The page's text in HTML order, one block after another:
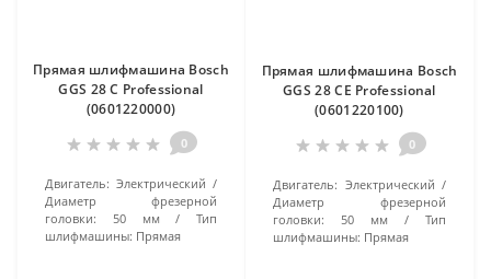
Прямая шлифмашина Bosch
GGS 28 C Professional
(0601220000)
0
Двигатель: Электрический
Диаметр фрезерной
головки:
50 мм
Тип
шлифмашины: Прямая
Прямая шлифмашина Bosch
GGS 28 CE Professional
(0601220100)
0
Двигатель: Электрический
Диаметр фрезерной
головки:
50 мм
Тип
шлифмашины: Прямая